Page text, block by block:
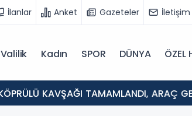
İlanlar Anket Gazeteler İletişim
Kadın SPOR DÜNYA ÖZEL
KAVŞAĞI TAMAMLANDI, ARAÇ